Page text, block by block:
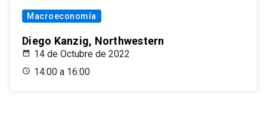
Macroeconomía
Diego Kanzig, Northwestern
14 de Octubre de 2022
14:00 a 16:00